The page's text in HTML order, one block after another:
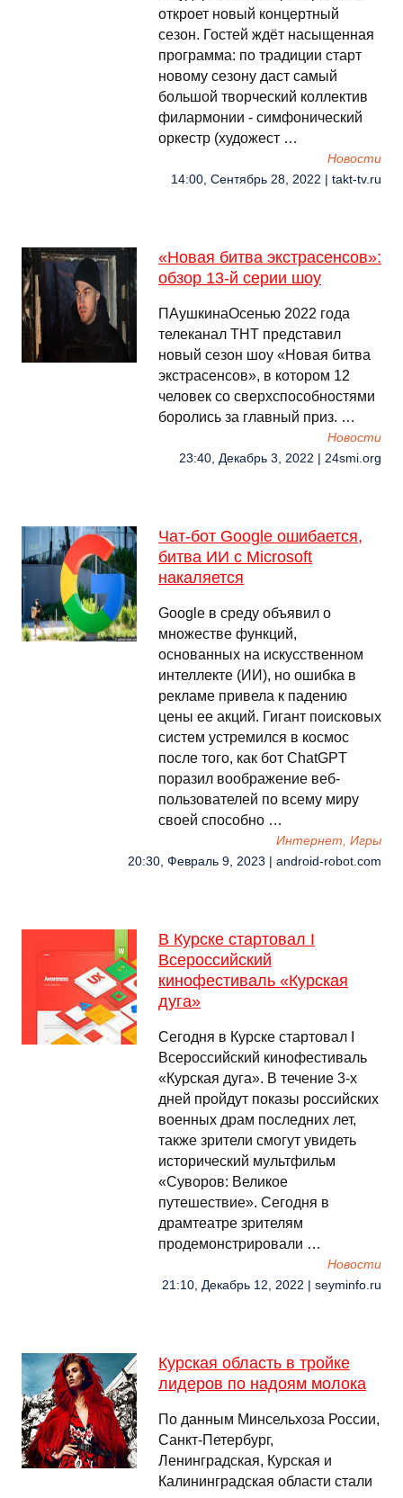
откроет новый концертный
сезон. Гостей ждёт насыщенная
программа: по традиции старт
новому сезону даст самый
большой творческий коллектив
филармонии - симфонический
оркестр (художест …
Новости
14:00, Сентябрь 28, 2022 | takt-tv.ru
«Новая битва экстрасенсов»:
обзор 13-й серии шоу
ПАушкинаОсенью 2022 года
телеканал ТНТ представил
новый сезон шоу «Новая битва
экстрасенсов», в котором 12
человек со сверхспособностями
боролись за главный приз. …
Новости
23:40, Декабрь 3, 2022 | 24smi.org
Чат-бот Google ошибается,
битва ИИ с Microsoft
накаляется
Google в среду объявил о
множестве функций,
основанных на искусственном
интеллекте (ИИ), но ошибка в
рекламе привела к падению
цены ее акций. Гигант поисковых
систем устремился в космос
после того, как бот ChatGPT
поразил воображение веб-
пользователей по всему миру
своей способно …
Интернет, Игры
20:30, Февраль 9, 2023 | android-robot.com
В Курске стартовал I
Всероссийский
кинофестиваль «Курская
дуга»
Сегодня в Курске стартовал I
Всероссийский кинофестиваль
«Курская дуга». В течение 3-х
дней пройдут показы российских
военных драм последних лет,
также зрители смогут увидеть
исторический мультфильм
«Суворов: Великое
путешествие». Сегодня в
драмтеатре зрителям
продемонстрировали …
Новости
21:10, Декабрь 12, 2022 | seyminfo.ru
Курская область в тройке
лидеров по надоям молока
По данным Минсельхоза России,
Санкт-Петербург,
Ленинградская, Курская и
Калининградская области стали